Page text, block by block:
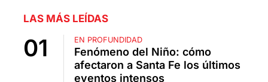
LAS MÁS LEÍDAS
EN PROFUNDIDAD
Fenómeno del Niño: cómo
afectaron a Santa Fe los últimos
eventos intensos